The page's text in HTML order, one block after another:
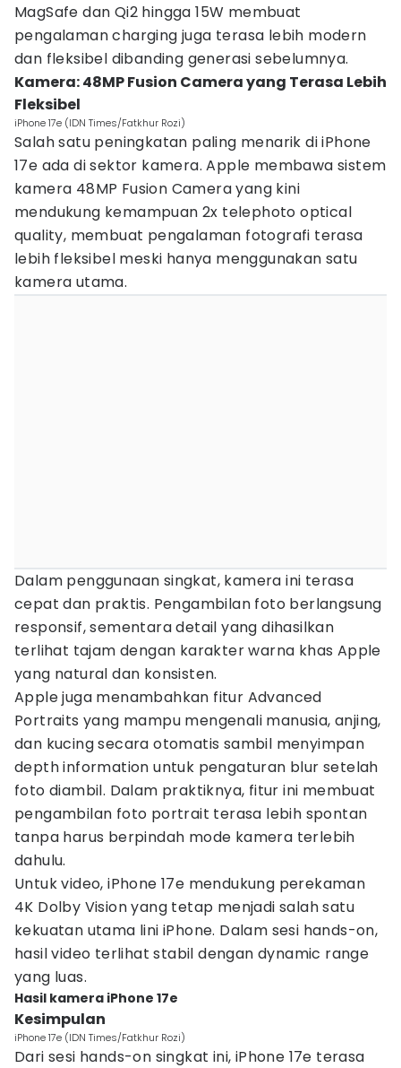
MagSafe dan Qi2 hingga 15W membuat
pengalaman charging juga terasa lebih modern
dan fleksibel dibanding generasi sebelumnya.
Kamera: 48MP Fusion Camera yang Terasa Lebih
Fleksibel
iPhone 17e (IDN Times/Fatkhur Rozi)
Salah satu peningkatan paling menarik di iPhone
17e ada di sektor kamera. Apple membawa sistem
kamera 48MP Fusion Camera yang kini
mendukung kemampuan 2x telephoto optical
quality, membuat pengalaman fotografi terasa
lebih fleksibel meski hanya menggunakan satu
kamera utama.
Dalam penggunaan singkat, kamera ini terasa
cepat dan praktis. Pengambilan foto berlangsung
responsif, sementara detail yang dihasilkan
terlihat tajam dengan karakter warna khas Apple
yang natural dan konsisten.
Apple juga menambahkan fitur Advanced
Portraits yang mampu mengenali manusia, anjing,
dan kucing secara otomatis sambil menyimpan
depth information untuk pengaturan blur setelah
foto diambil. Dalam praktiknya, fitur ini membuat
pengambilan foto portrait terasa lebih spontan
tanpa harus berpindah mode kamera terlebih
dahulu.
Untuk video, iPhone 17e mendukung perekaman
4K Dolby Vision yang tetap menjadi salah satu
kekuatan utama lini iPhone. Dalam sesi hands-on,
hasil video terlihat stabil dengan dynamic range
yang luas.
Hasil kamera iPhone 17e
Kesimpulan
iPhone 17e (IDN Times/Fatkhur Rozi)
Dari sesi hands-on singkat ini, iPhone 17e terasa